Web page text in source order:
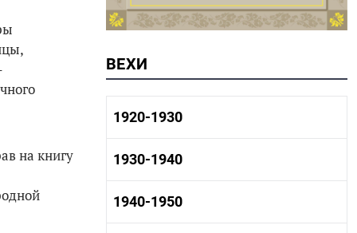
на книгу
ВЕХИ
1920-1930
1920-1930 история
1920-1930 культура
1930-1940
1930-1940 история
1930-1940 культура
1940-1950